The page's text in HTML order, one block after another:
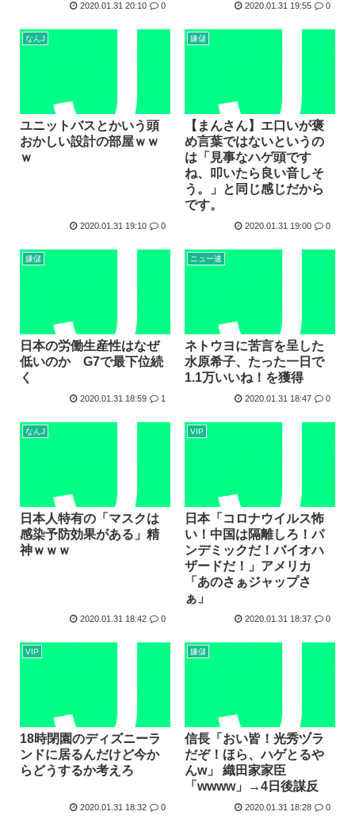
2020.01.31 20:10 0 2020.01.31 19:55 0
なんJ
ユニットバスとかいう頭
おかしい設計の部屋ｗｗ
ｗ
2020.01.31 19:10 0
嫌儲
【まんさん】エ口いが褒
め言葉ではないというの
は「見事なハゲ頭です
ね、叩いたら良い音しそ
う。」と同じ感じだから
です。
2020.01.31 19:00 0
嫌儲
日本の労働生産性はなぜ
低いのか G7で最下位続
く
2020.01.31 18:59 1
ニュー速
ネトウヨに苦言を呈した
水原希子、たった一日で
1.1万いいね！を獲得
2020.01.31 18:47 0
なんJ
日本人特有の「マスクは
感染予防効果がある」精
神ｗｗｗ
2020.01.31 18:42 0
VIP
日本「コロナウイルス怖
い！中国は隔離しろ！パ
ンデミックだ！バイオハ
ザードだ！」アメリカ
「あのさぁジャップさ
ぁ」
2020.01.31 18:37 0
VIP
18時閉園のディズニーラ
ンドに居るんだけど今か
らどうするか考えろ
2020.01.31 18:32 0
嫌儲
信長「おい皆！光秀ヅラ
だぞ！ほら、ハゲとるや
んw」 織田家家臣
「wwww」→4日後謀反
2020.01.31 18:28 0